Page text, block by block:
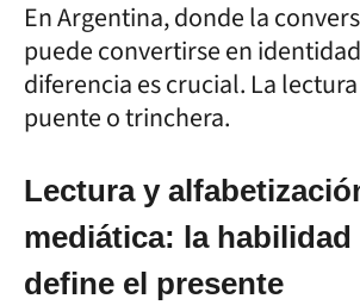
En Argentina, donde la
puede convertirse en
diferencia es crucial. La
puente o trinchera.
Lectura y
mediática: la habilidad
define el presente